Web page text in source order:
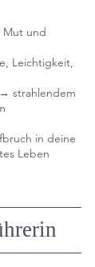
und
Leichtigkeit,
strahlendem
in deine
Leben